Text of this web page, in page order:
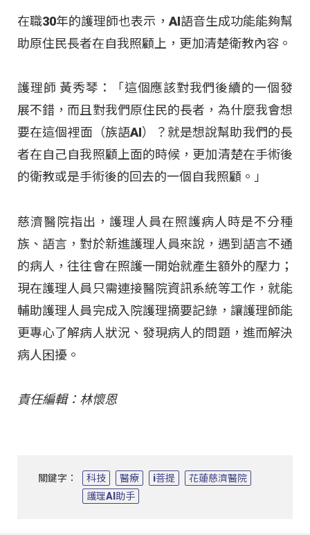
在職30年的護理師也表示，AI語音生成功能能夠幫
助原住民長者在自我照顧上，更加清楚衛教內容。
護理師 黃秀琴：「這個應該對我們後續的一個發
展不錯，而且對我們原住民的長者，為什麼我會想
要在這個裡面（族語AI）？就是想說幫助我們的長
者在自己自我照顧上面的時候，更加清楚在手術後
的衛教或是手術後的回去的一個自我照顧。」
慈濟醫院指出，護理人員在照護病人時是不分種
族、語言，對於新進護理人員來說，遇到語言不通
的病人，往往會在照護一開始就產生額外的壓力；
現在護理人員只需連接醫院資訊系統等工作，就能
輔助護理人員完成入院護理摘要記錄，讓護理師能
更專心了解病人狀況、發現病人的問題，進而解決
病人困擾。
責任編輯：林懷恩
關鍵字： 科技 醫療 i菩提
花蓮慈濟醫院
護理AI助手